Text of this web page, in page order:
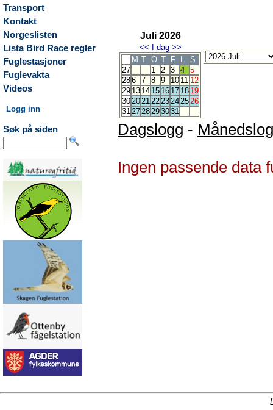
Transport
Kontakt
Norgeslisten
Lista Bird Race regler
Fuglestasjoner
Fuglevakta
Videos
Logg inn
Søk på siden
Juli 2026
<< I dag >>
M T O T F L
S
27
1 2 3 4 5
286 7 8 9 10 11 12
29 13 14 15 16 17 18 19
3020212223242526
312728293031
Dagslogg -
Ingen passende data